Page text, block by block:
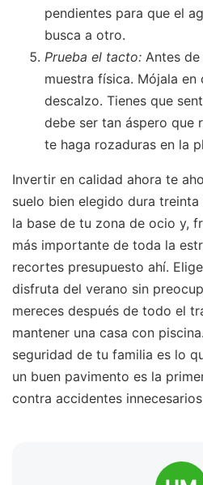
pendientes para que el
busca a otro.
Prueba el tacto: Antes
muestra física. Mójala
descalzo. Tienes que
debe ser tan áspero que
te haga rozaduras en la
Invertir en calidad ahora te
suelo bien elegido dura treinta
la base de tu zona de ocio y,
más importante de toda la
recortes presupuesto ahí.
disfruta del verano sin
mereces después de todo el
mantener una casa con
seguridad de tu familia es lo
un buen pavimento es la
contra accidentes